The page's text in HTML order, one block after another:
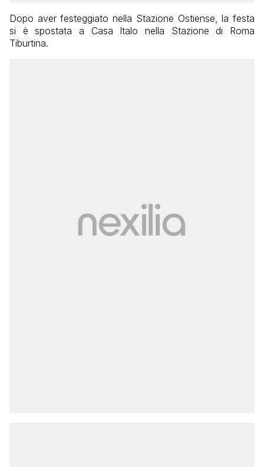
Dopo aver festeggiato nella Stazione Ostiense, la festa
si è spostata a Casa Italo nella Stazione di Roma
Tiburtina.